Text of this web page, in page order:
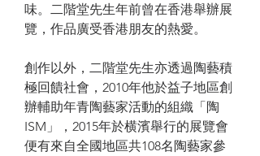
味。二階堂先生年前曾在香港舉辦展
覽，作品廣受香港朋友的熱愛。
創作以外，二階堂先生亦透過陶藝積
極回饋社會，2010年他於益子地區創
辦輔助年青陶藝家活動的組織「陶
ISM」，2015年於横濱舉行的展覽會
便有來自全國地區共108名陶藝家參